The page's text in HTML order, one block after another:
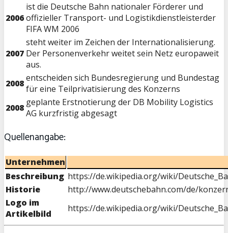
2006
ist die Deutsche Bahn nationaler Förderer und
offizieller Transport- und Logistikdienstleisterder
FIFA WM 2006
2007
steht weiter im Zeichen der Internationalisierung.
Der Personenverkehr weitet sein Netz europaweit
aus.
2008entscheiden sich Bundesregierung und Bundestag
für eine Teilprivatisierung des Konzerns
2008 geplante Erstnotierung der DB Mobility Logistics
AG kurzfristig abgesagt
Quellenangabe:
Unternehmen
Beschreibung https://de.wikipedia.org/wiki/
Historie
http://www.deutschebahn.com/de/
Logo im
Artikelbild
https://de.wikipedia.org/wiki/